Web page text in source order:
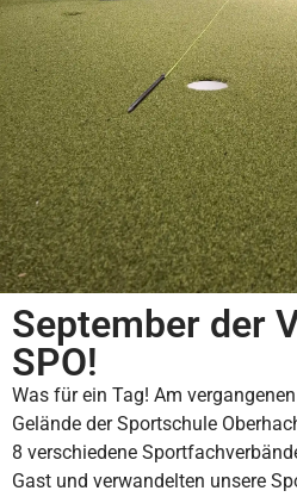
September der
SPO!
Was für ein Tag! Am
Gelände der Sportschule
8 verschiedene
Gast und verwandelten unsere